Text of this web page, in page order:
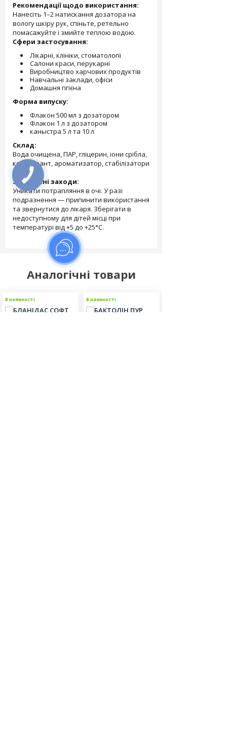
Рекомендації щодо використання:
Нанесіть 1–2 натискання дозатора на
вологу шкіру рук, спіньте, ретельно
помасажуйте і змийте теплою водою.
Сфери застосування:
Лікарні, клініки, стоматології
Салони краси, перукарні
Виробництво харчових продуктів
Навчальні заклади, офіси
Домашня гігієна
Форма випуску:
Флакон 500 мл з дозатором
Флакон 1 л з дозатором
каныстра 5 л та 10 л
Склад:
Вода очищена, ПАР, гліцерин, іони срібла,
консервант, ароматизатор, стабілізатори
pH.
Запобіжні заходи:
Уникати потрапляння в очі. У разі
подразнення — припинити використання
та звернутися до лікаря. Зберігати в
недоступному для дітей місці при
температурі від +5 до +25°C.
Аналогічні товари
В наявності В наявності